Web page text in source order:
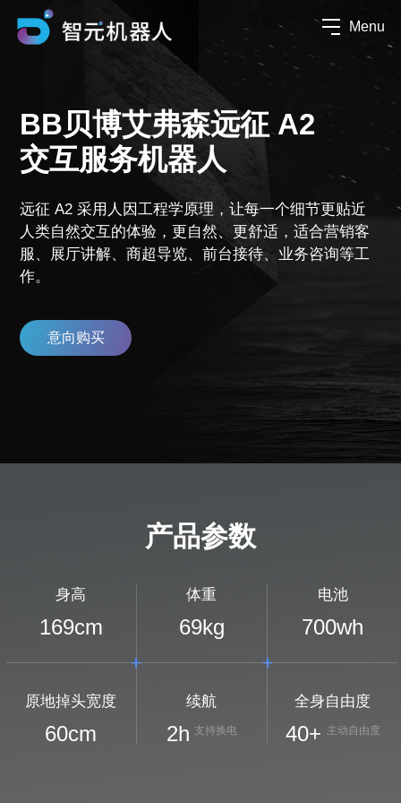
Menu
BB贝博艾弗森远征 A2
交互服务机器人
远征 A2 采用人因工程学原理，让每一个细节更贴近
人类自然交互的体验，更自然、更舒适，适合营销客
服、展厅讲解、商超导览、前台接待、业务咨询等工
作。
意向购买
产品参数
身高
169cm
体重
69kg
电池
700wh
原地掉头宽度
60cm
续航
2h 支持换电
全身自由度
40+ 主动自由度